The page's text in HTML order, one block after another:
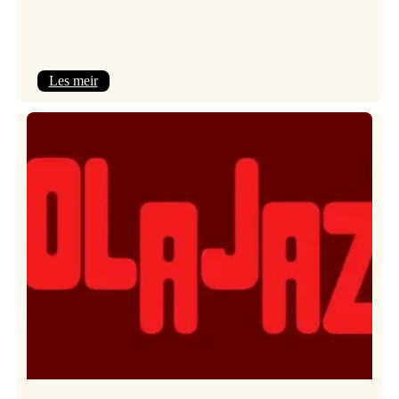
Les meir: